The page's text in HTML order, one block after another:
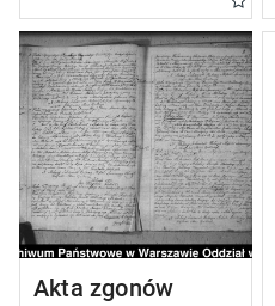
Akta zgonów